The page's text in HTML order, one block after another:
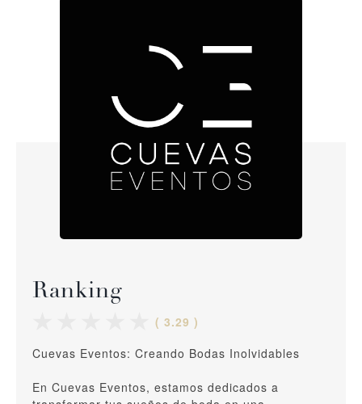
Ranking
( 3.29 )
Cuevas Eventos: Creando Bodas Inolvidables
En Cuevas Eventos, estamos dedicados a